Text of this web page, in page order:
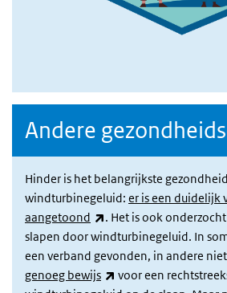
Andere
Hinder is het belangrijkste
windturbinegeluid: er is een duidelijk
aangetoond
(externe link)
. Het is ook
slapen door windturbinegeluid. In
een verband gevonden, in andere
genoeg bewijs
(externe link)
voor een